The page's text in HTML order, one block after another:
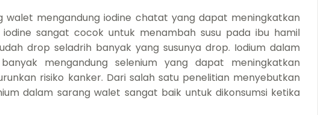
walet mengandung iodine chatat yang dapat meningkatkan
sangat cocok untuk menambah susu pada ibu hamil
drop seladrih banyak yang susunya drop. Iodium dalam
mengandung selenium yang dapat meningkatkan
risiko kanker. Dari salah satu penelitian menyebutkan
dalam sarang walet sangat baik untuk dikonsumsi ketika